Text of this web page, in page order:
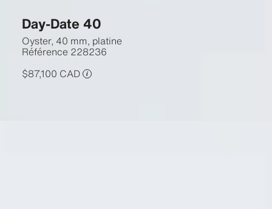
Day-Date 40
Oyster, 40 mm, platine
Référence 228236
$87,100 CAD